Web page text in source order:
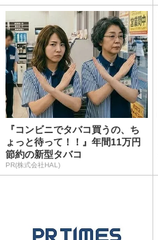
『コンビニでタバコ買うの、ち
ょっと待って！！』年間11万円
節約の新型タバコ
PR(株式会社HAL)